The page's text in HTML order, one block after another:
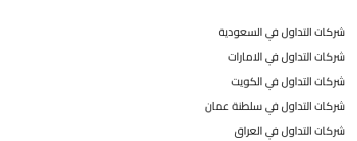
شركات التداول في السعودية
شركات التداول في الامارات
شركات التداول في الكويت
شركات التداول في سلطنة عمان
شركات التداول في العراق